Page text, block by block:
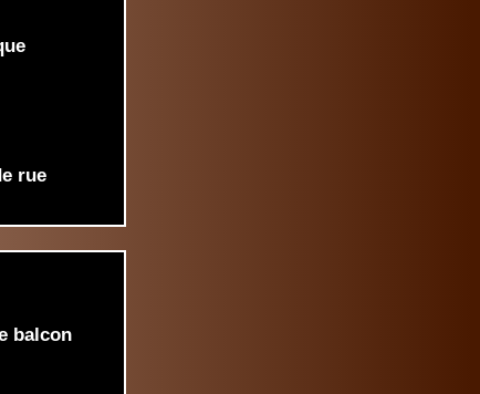
rue
balcon